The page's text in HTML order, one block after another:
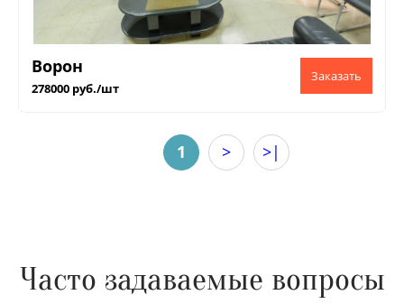
Ворон
278000 руб./шт
1 > >|
Часто задаваемые вопросы